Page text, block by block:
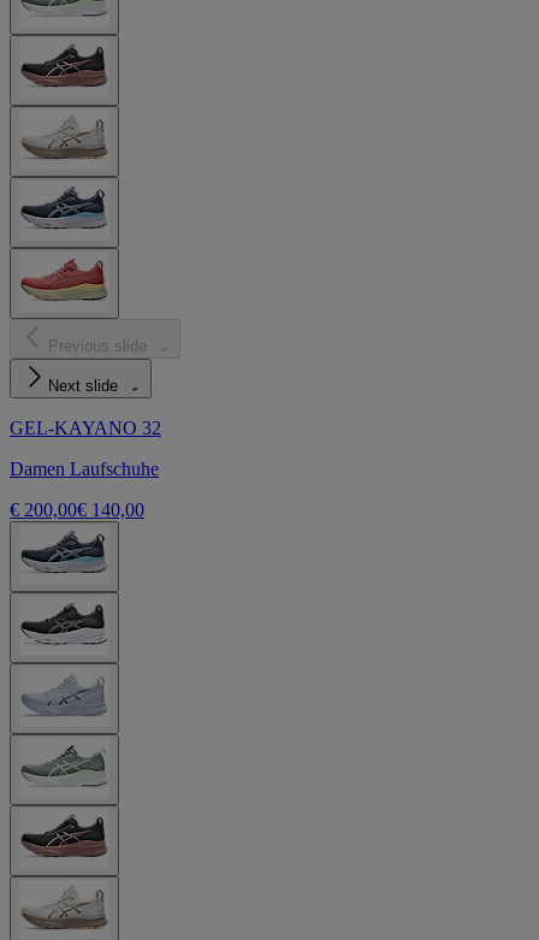
Previous slide
Next slide
GEL-KAYANO 32
Damen Laufschuhe
€ 200,00€ 140,00